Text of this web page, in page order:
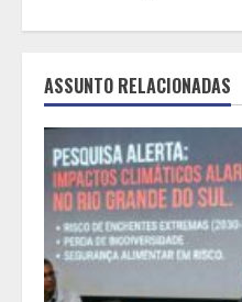
ASSUNTO RELACIONADAS